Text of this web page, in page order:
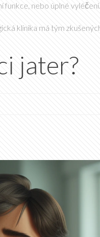
funkce, nebo úplné vyléčení.
klinika má tým
jater?